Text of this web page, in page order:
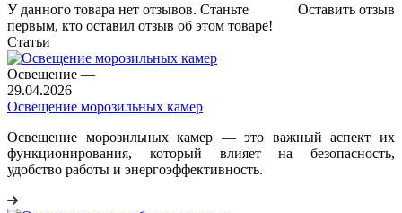
Оставить отзыв
У данного товара нет отзывов. Станьте
первым, кто оставил отзыв об этом товаре!
Статьи
Освещение —
29.04.2026
Освещение морозильных камер
Освещение морозильных камер — это важный аспект их
функционирования, который влияет на безопасность,
удобство работы и энергоэффективность.